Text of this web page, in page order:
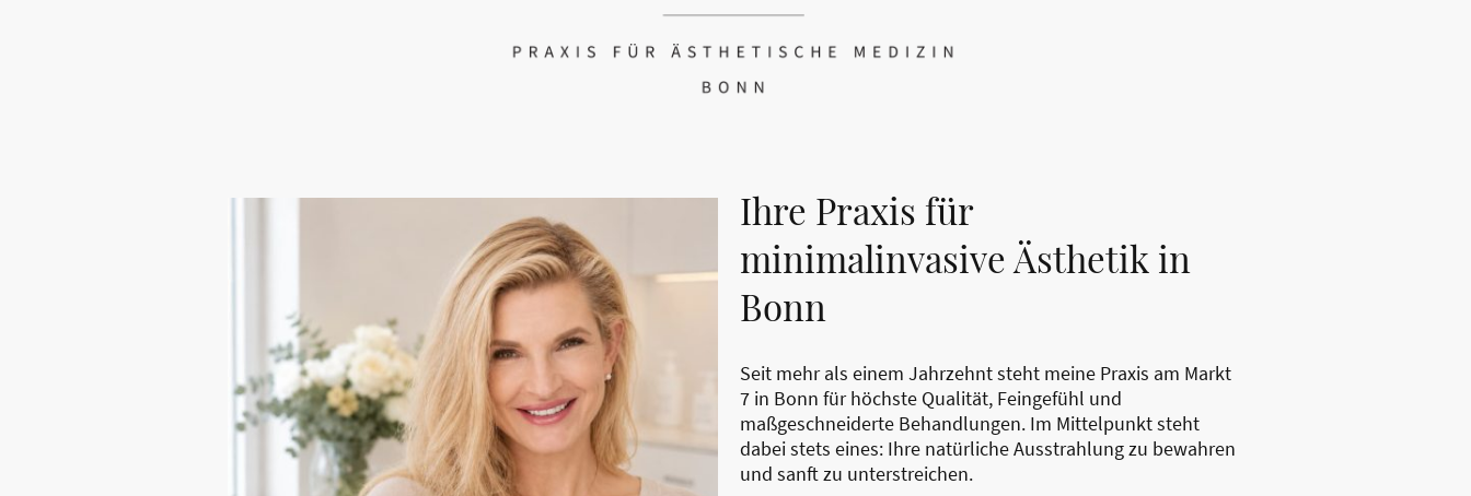
Ihre Praxis für
minimalinvasive Ästhetik in
Bonn
Seit mehr als einem Jahrzehnt steht meine Praxis am Markt
7 in Bonn für höchste Qualität, Feingefühl und
maßgeschneiderte Behandlungen. Im Mittelpunkt steht
dabei stets eines: Ihre natürliche Ausstrahlung zu bewahren
und sanft zu unterstreichen.